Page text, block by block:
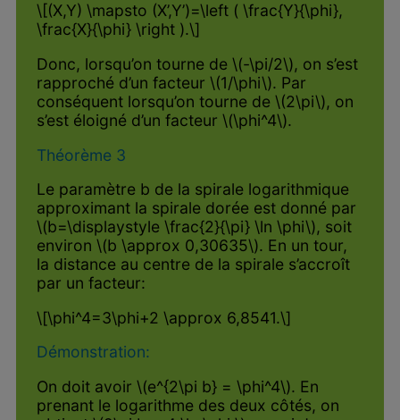
\[(X,Y) \mapsto (X’,Y’)=\left ( \frac{Y}{\phi},
\frac{X}{\phi} \right ).\]
Donc, lorsqu’on tourne de \(-\pi/2\), on s’est
rapproché d’un facteur \(1/\phi\). Par
conséquent lorsqu’on tourne de \(2\pi\), on
s’est éloigné d’un facteur \(\phi^4\).
Théorème 3
Le paramètre b de la spirale logarithmique
approximant la spirale dorée est donné par
\(b=\displaystyle \frac{2}{\pi} \ln \phi\), soit
environ \(b \approx 0,30635\). En un tour,
la distance au centre de la spirale s’accroît
par un facteur:
\[\phi^4=3\phi+2 \approx 6,8541.\]
Démonstration:
On doit avoir \(e^{2\pi b} = \phi^4\). En
prenant le logarithme des deux côtés, on